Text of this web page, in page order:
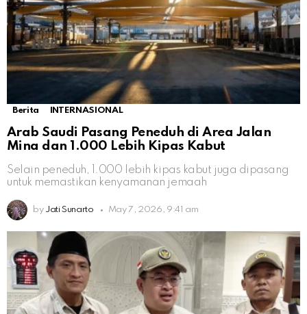
Berita INTERNASIONAL
Arab Saudi Pasang Peneduh di Area Jalan
Mina dan 1.000 Lebih Kipas Kabut
Selain peneduh, 1.000 lebih kipas kabut juga dipasang
untuk memastikan kenyamanan jemaah
by Jati Sunarto May 7, 2026, 9:41 am